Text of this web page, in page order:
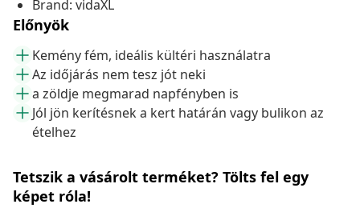
Brand: vidaXL
Előnyök
Kemény fém, ideális kültéri használatra
Az időjárás nem tesz jót neki
a zöldje megmarad napfényben is
Jól jön kerítésnek a kert határán vagy bulikon az
ételhez
Tetszik a vásárolt terméket? Tölts fel egy
képet róla!